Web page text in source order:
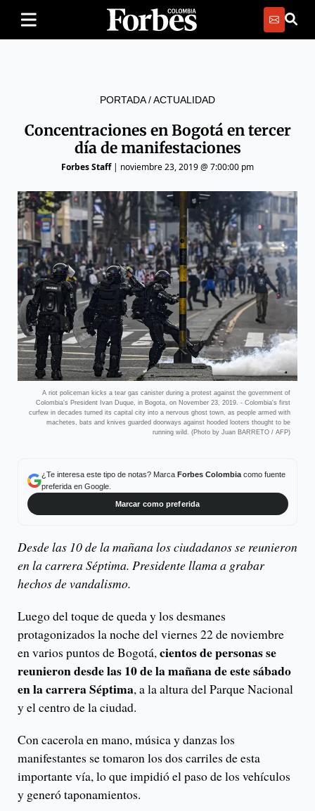
PORTADA/ACTUALIDAD
Concentraciones en Bogotá en tercer
día de manifestaciones
Forbes Staff| noviembre 23, 2019 @ 7:00:00 pm
A riot policeman kicks a tear gas canister during a protest against the government of
Colombia's President Ivan Duque, in Bogota, on November 23, 2019. - Colombia's first
curfew in decades turned its capital city into a nervous ghost town, as people armed with
machetes, bats and knives guarded doorways against hooded looters thought to be
running wild. (Photo by Juan BARRETO / AFP)
¿Te interesa este tipo de notas? Marca Forbes Colombiacomo fuente
preferida en Google.
Marcar como preferida
Desde las 10 de la mañana los ciudadanos se reunieron
en la carrera Séptima. Presidente llama a grabar
hechos de vandalismo.
Luego del toque de queda y los desmanes
protagonizados la noche del viernes 22 de noviembre
en varios puntos de Bogotá,cientos de personas se
reunieron desde las 10 de la mañana de este sábado
en la carrera Séptima, a la altura del Parque Nacional
y el centro de la ciudad.
Con cacerola en mano, música y danzas los
manifestantes se tomaron los dos carriles de esta
importante vía, lo que impidió el paso de los vehículos
y generó taponamientos.